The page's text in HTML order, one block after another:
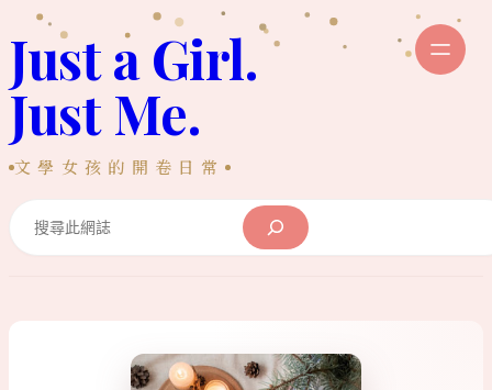
至
主
內
容
Just a Girl.
Just Me.
文學女孩的開卷日常